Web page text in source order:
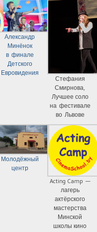
Александр
Минёнок
в финале
Детского
Евровидения
Стефания
Смирнова,
Лучшее соло
на фестивале
во Львове
Молодёжный
центр
Acting Camp —
лагерь
актёрского
мастерства
Минской
школы кино